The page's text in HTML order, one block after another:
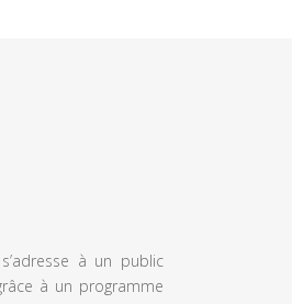
à un public
à un programme